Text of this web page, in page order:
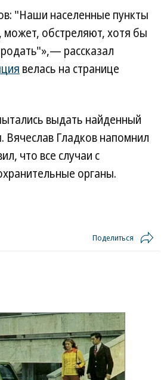
"Наши населенные пункты
может, обстреляют, хотя бы
рассказал
велась на странице
выдать найденный
Вячеслав Гладков напомнил
что все случаи с
органы.
Поделиться